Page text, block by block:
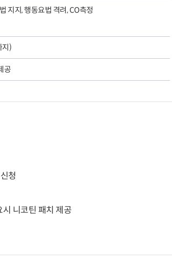
지지, 행동요법 격려, CO측정
지)
공
청
니코틴 패치 제공